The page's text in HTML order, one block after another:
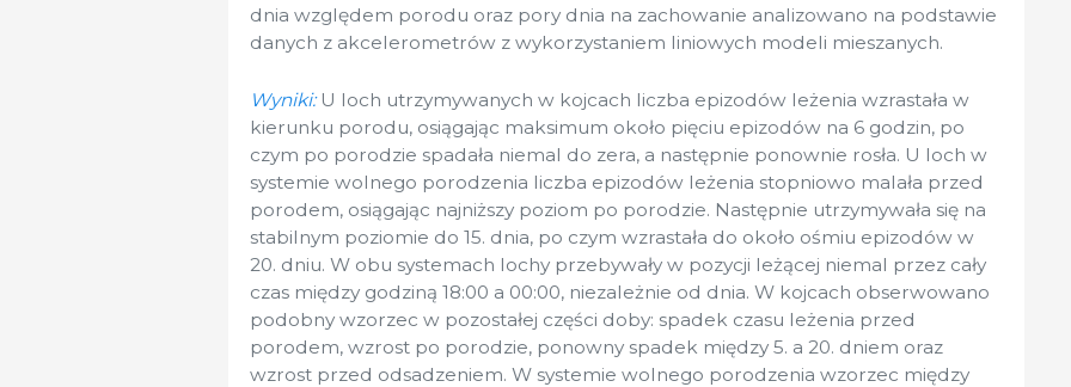
dnia względem porodu oraz pory dnia na zachowanie analizowano na podstawie
danych z akcelerometrów z wykorzystaniem liniowych modeli mieszanych.
Wyniki:U loch utrzymywanych w kojcach liczba epizodów leżenia wzrastała w
kierunku porodu, osiągając maksimum około pięciu epizodów na 6 godzin, po
czym po porodzie spadała niemal do zera, a następnie ponownie rosła. U loch w
systemie wolnego porodzenia liczba epizodów leżenia stopniowo malała przed
porodem, osiągając najniższy poziom po porodzie. Następnie utrzymywała się na
stabilnym poziomie do 15. dnia, po czym wzrastała do około ośmiu epizodów w
20. dniu. W obu systemach lochy przebywały w pozycji leżącej niemal przez cały
czas między godziną 18:00 a 00:00, niezależnie od dnia. W kojcach obserwowano
podobny wzorzec w pozostałej części doby: spadek czasu leżenia przed
porodem, wzrost po porodzie, ponowny spadek między 5. a 20. dniem oraz
wzrost przed odsadzeniem. W systemie wolnego porodzenia wzorzec między